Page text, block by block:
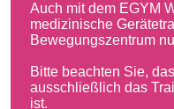
Auch mit dem EGYM
medizinische
Bewegungszentrum
Bitte beachten Sie,
ausschließlich das
ist.